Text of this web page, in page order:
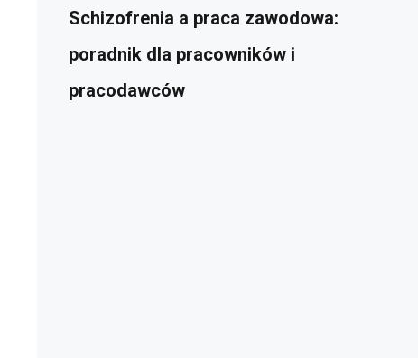
Schizofrenia a praca zawodowa:
poradnik dla pracowników i
pracodawców